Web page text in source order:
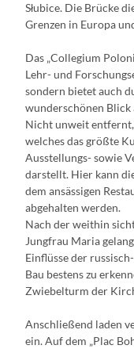
Słubice. Die Brücke
Grenzen in Europa
Das „Collegium
Lehr- und
sondern bietet auch
wunderschönen Blick
Nicht unweit entfernt,
welches das größte
Ausstellungs- sowie
darstellt. Hier kann
dem ansässigen
abgehalten werden.
Nach der weithin
Jungfrau Maria
Einflüsse der
Bau bestens zu
Zwiebelturm der
Anschließend laden
ein. Auf dem „Plac